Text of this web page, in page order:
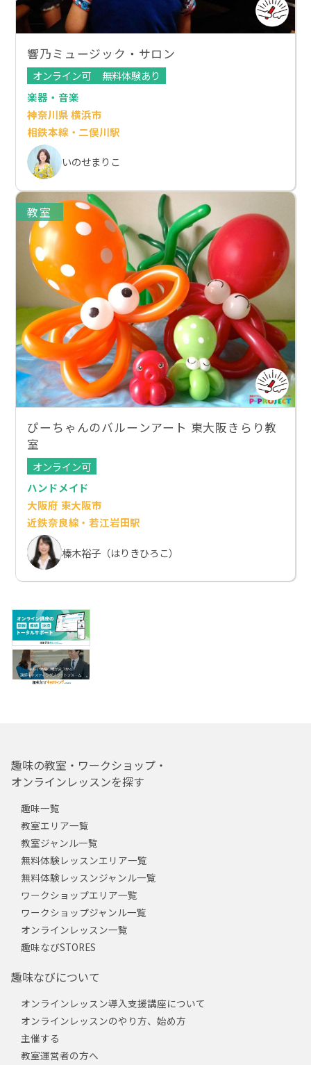
響乃ミュージック・サロン
オンライン可
無料体験あり
楽器・音楽
神奈川県 横浜市
相鉄本線・二俣川駅
いのせまりこ
教室
ぴーちゃんのバルーンアート 東大阪きらり教
室
オンライン可
ハンドメイド
大阪府 東大阪市
近鉄奈良線・若江岩田駅
榛木裕子（はりきひろこ）
趣味の教室・ワークショップ・
オンラインレッスンを探す
趣味一覧
教室エリア一覧
教室ジャンル一覧
無料体験レッスンエリア一覧
無料体験レッスンジャンル一覧
ワークショップエリア一覧
ワークショップジャンル一覧
オンラインレッスン一覧
趣味なびSTORES
趣味なびについて
オンラインレッスン導入支援講座について
オンラインレッスンのやり方、始め方
主催する
教室運営者の方へ